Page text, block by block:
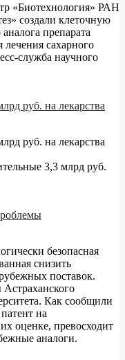
«Биотехнология» РАН
создали клеточную
препарата
лечения сахарного
служба научного
руб. на лекарства
руб. на лекарства
3,3 млрд руб.
безопасная
снизить
поставок.
Астраханского
Как сообщили
на
оценке, превосходит
аналоги.